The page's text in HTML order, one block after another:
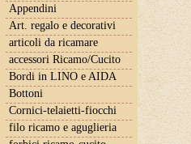
Appendini
Art. regalo e decorativi
articoli da ricamare
accessori Ricamo/Cucito
Bordi in LINO e AIDA
Bottoni
Cornici-telaietti-fiocchi
filo ricamo e aguglieria